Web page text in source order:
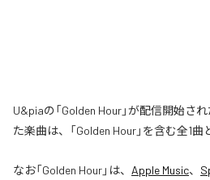
U&piaの「Golden Hour」が配信開始さ
た楽曲は、「Golden Hour」を含む全1曲
なお「Golden Hour」は、 Apple Music、